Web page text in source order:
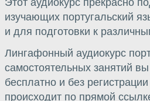
Этот аудиокурс прекрасно
изучающих португальский
и для подготовки к
Лингафонный аудиокурс
самостоятельных занятий
бесплатно и без
происходит по прямой